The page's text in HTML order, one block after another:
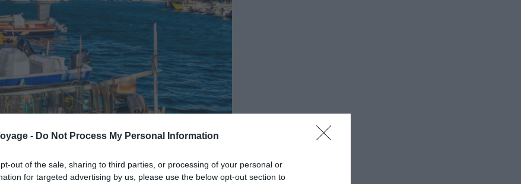
- Do Not Process My Personal Information
out of the sale, sharing to third parties, or processing of your personal or
for targeted advertising by us, please use the below opt-out section to